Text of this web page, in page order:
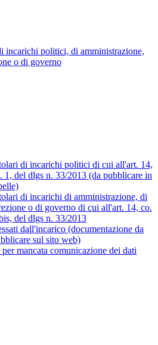
incarichi politici, di amministrazione,
o di governo
di incarichi politici di cui all'art. 14,
1, del dlgs n. 33/2013 (da pubblicare in
di incarichi di amministrazione, di
o di governo di cui all'art. 14, co.
del dlgs n. 33/2013
dall'incarico (documentazione da
sul sito web)
mancata comunicazione dei dati